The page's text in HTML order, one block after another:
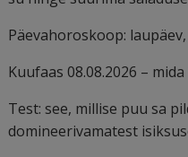
Päevahoroskoop:
Kuufaas 08.08.2026 –
Test: see, millise puu sa
domineerivamatest